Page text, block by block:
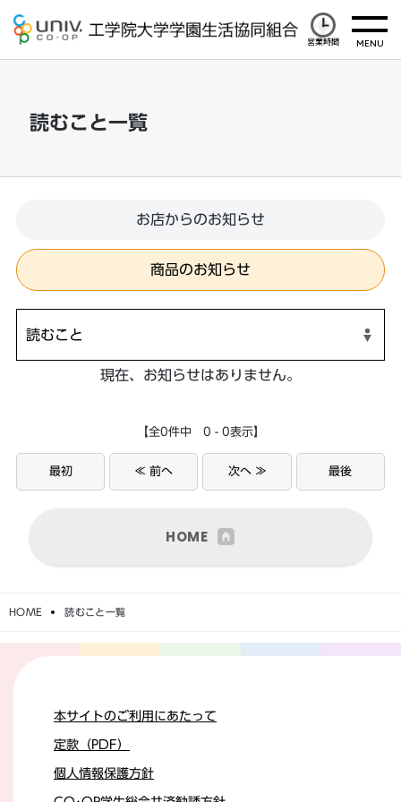
営業時間
読むこと一覧
お店からのお知らせ
商品のお知らせ
現在、お知らせはありません。
【全0件中 0 - 0表示】
最初 ≪ 前へ 次へ ≫ 最後
HOME
HOME 読むこと一覧
本サイトのご利用にあたって
定款（PDF）
個人情報保護方針